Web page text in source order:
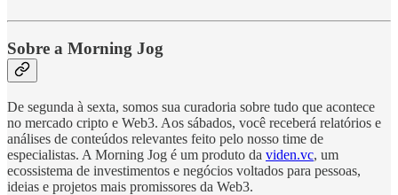
Sobre a Morning Jog
De segunda à sexta, somos sua curadoria sobre tudo que acontece
no mercado cripto e Web3. Aos sábados, você receberá relatórios e
análises de conteúdos relevantes feito pelo nosso time de
especialistas. A Morning Jog é um produto da viden.vc, um
ecossistema de investimentos e negócios voltados para pessoas,
ideias e projetos mais promissores da Web3.